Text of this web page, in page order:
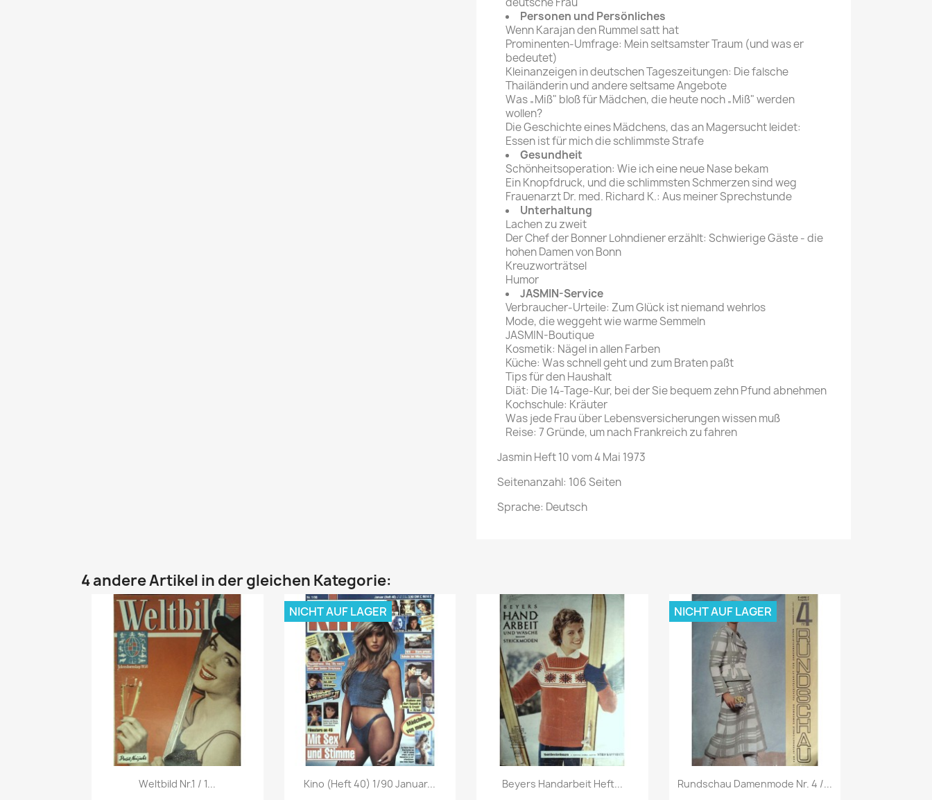
Personen und Persönliches
Wenn Karajan den Rummel satt hat
Prominenten-Umfrage: Mein seltsamster Traum (und was er
bedeutet)
Kleinanzeigen in deutschen Tageszeitungen: Die falsche
Thailänderin und andere seltsame Angebote
Was „Miß" bloß für Mädchen, die heute noch „Miß" werden
wollen?
Die Geschichte eines Mädchens, das an Magersucht leidet:
Essen ist für mich die schlimmste Strafe
Gesundheit
Schönheitsoperation: Wie ich eine neue Nase bekam
Ein Knopfdruck, und die schlimmsten Schmerzen sind weg
Frauenarzt Dr. med. Richard K.: Aus meiner Sprechstunde
Unterhaltung
Lachen zu zweit
Der Chef der Bonner Lohndiener erzählt: Schwierige Gäste - die
hohen Damen von Bonn
Kreuzworträtsel
Humor
JASMIN-Service
Verbraucher-Urteile: Zum Glück ist niemand wehrlos
Mode, die weggeht wie warme Semmeln
JASMIN-Boutique
Kosmetik: Nägel in allen Farben
Küche: Was schnell geht und zum Braten paßt
Tips für den Haushalt
Diät: Die 14-Tage-Kur, bei der Sie bequem zehn Pfund abnehmen
Kochschule: Kräuter
Was jede Frau über Lebensversicherungen wissen muß
Reise: 7 Gründe, um nach Frankreich zu fahren
Jasmin Heft 10 vom 4 Mai 1973
Seitenanzahl: 106 Seiten
Sprache: Deutsch
4 andere Artikel in der gleichen Kategorie:
Vorschau
Weltbild Nr.1 / 1... Vorschau
Kino (Heft 40) 1/90 Januar...
NICHT AUF LAGER
Vorschau
Beyers Handarbeit Heft... Vorschau
Rundschau Damenmode Nr. 4 /...
NICHT AUF LAGER